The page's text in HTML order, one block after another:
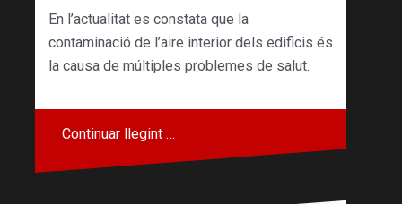
En l’actualitat es constata que la
contaminació de l’aire interior dels edificis és
la causa de múltiples problemes de salut.
Continuar llegint …